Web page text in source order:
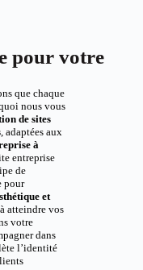
pour votre
que chaque
nous vous
de sites
, adaptées aux
à
entreprise
de
pour
et
atteindre vos
votre
dans
l’identité